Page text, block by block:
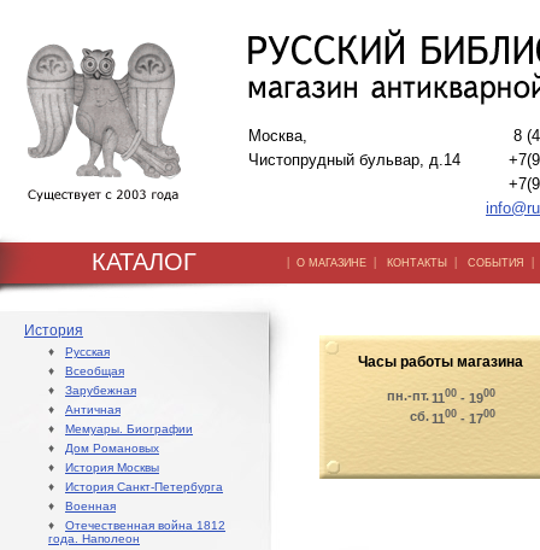
Москва,
Чистопрудный бульвар, д.14
8
КАТАЛОГ | О МАГАЗИНЕ | КОНТАКТЫ | СОБЫТИЯ
История
♦ Русская
♦ Всеобщая
♦ Зарубежная
♦ Античная
♦ Мемуары. Биографии
♦ Дом Романовых
♦ История Москвы
♦ История Санкт-Петербурга
♦ Военная
♦ Отечественная война 1812
года. Наполеон
Часы работы магазина
пн.-пт.1100 - 1900
сб.1100 - 1700